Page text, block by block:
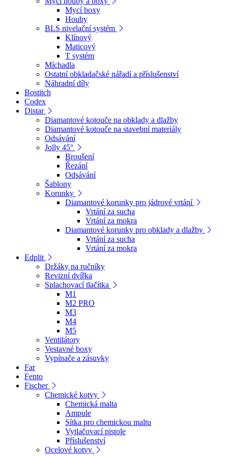
Mycí boxy
Houby
BLS nivelační systém
Klínový
Maticový
T systém
Míchadla
Ostatní obkladačské nářadí a příslušenství
Náhradní díly
Bostitch
Codex
Distar
Diamantové kotouče na obklady a dlažby
Diamantové kotouče na stavební materiály
Odsávání
Jolly 45°
Broušení
Řezání
Odsávání
Šablony
Korunky
Diamantové korunky pro jádrové vrtání
Vrtání za sucha
Vrtání za mokra
Diamantové korunky pro obklady a dlažby
Vrtání za sucha
Vrtání za mokra
Edplit
Držáky na ručníky
Revizní dvířka
Splachovací tlačítka
M1
M2 PRO
M3
M4
M5
Ventilátory
Vestavné boxy
Vypínače a zásuvky
Far
Fento
Fischer
Chemické kotvy
Chemická malta
Ampule
Sítka pro chemickou maltu
Vytlačovací pistole
Příslušenství
Ocelové kotvy